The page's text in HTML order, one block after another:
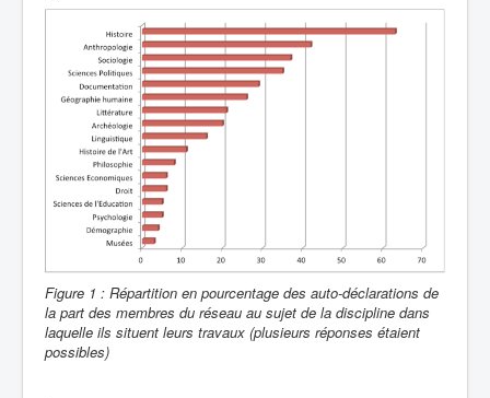
Figure 1 : Répartition en pourcentage des auto-déclarations de
la part des membres du réseau au sujet de la discipline dans
laquelle ils situent leurs travaux (plusieurs réponses étaient
possibles)